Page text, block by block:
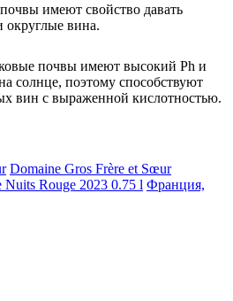
имеют свойство давать
округлые вина.
почвы имеют высокий Ph и
солнце, поэтому способствуют
вин с выраженной кислотностью.
Domaine Gros Frère et Sœur
Nuits Rouge 2023 0.75 l Франция,